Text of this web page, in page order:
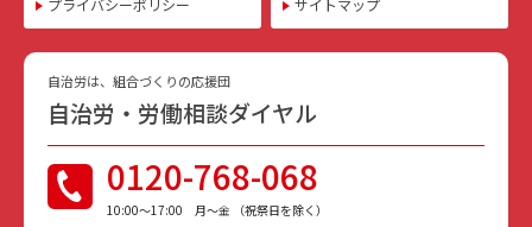
自治労は、組合づくりの応援団
自治労・労働相談ダイヤル
0120-768-068
10:00〜17:00 月〜金 （祝祭日を除く）